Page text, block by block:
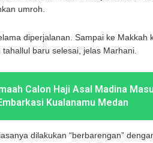
umroh.
diperjalanan. Sampai ke Makkah
tahallul baru selesai, jelas Marhani.
Calon Haji Asal Madina
Kualanamu Medan
dilakukan “berbarengan”